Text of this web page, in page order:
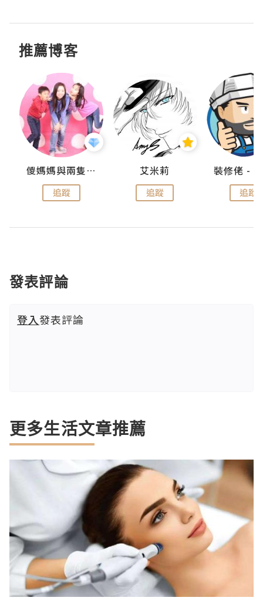
推薦博客
儍媽媽與兩隻小魔怪之家
追蹤
艾米莉
追蹤 追蹤
發表評論
登入發表評論
更多生活文章推薦